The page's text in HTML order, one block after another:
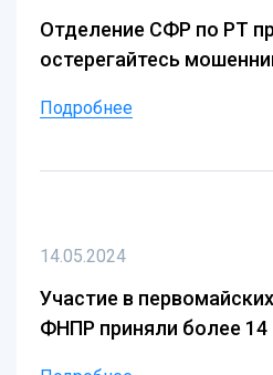
Отделение СФР по РТ
остерегайтесь
Подробнее
14.05.2024
Участие в
ФНПР приняли более 14